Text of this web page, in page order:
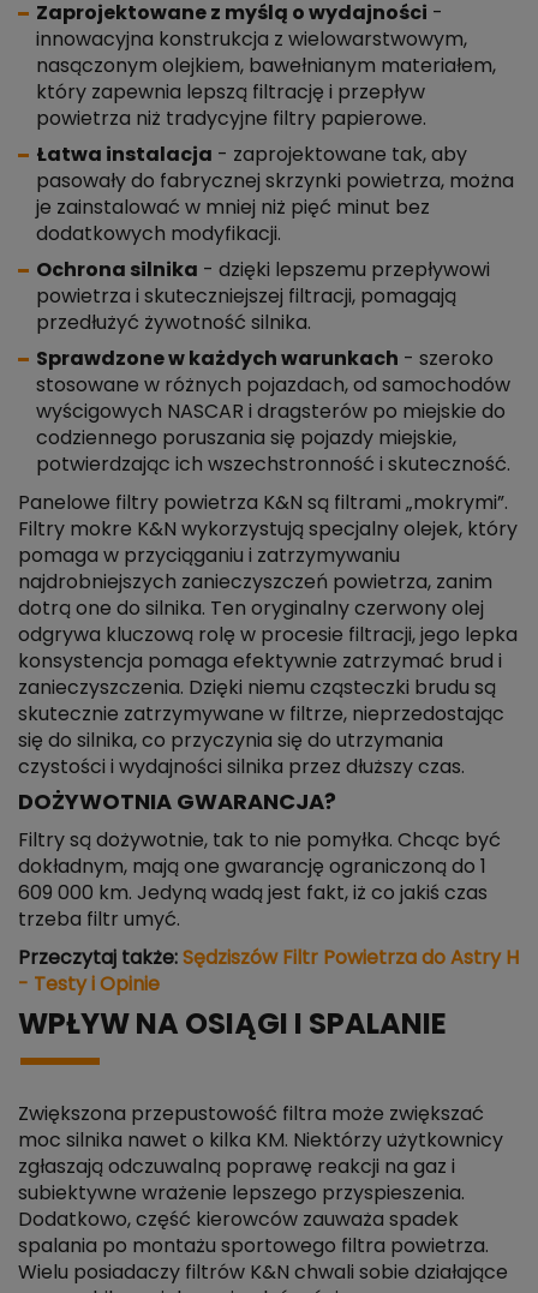
Zaprojektowane z myślą o wydajności -
innowacyjna konstrukcja z wielowarstwowym,
nasączonym olejkiem, bawełnianym materiałem,
który zapewnia lepszą filtrację i przepływ
powietrza niż tradycyjne filtry papierowe.
Łatwa instalacja - zaprojektowane tak, aby
pasowały do fabrycznej skrzynki powietrza, można
je zainstalować w mniej niż pięć minut bez
dodatkowych modyfikacji.
Ochrona silnika - dzięki lepszemu przepływowi
powietrza i skuteczniejszej filtracji, pomagają
przedłużyć żywotność silnika.
Sprawdzone w każdych warunkach - szeroko
stosowane w różnych pojazdach, od samochodów
wyścigowych NASCAR i dragsterów po miejskie do
codziennego poruszania się pojazdy miejskie,
potwierdzając ich wszechstronność i skuteczność.
Panelowe filtry powietrza K&N są filtrami „mokrymi”.
Filtry mokre K&N wykorzystują specjalny olejek, który
pomaga w przyciąganiu i zatrzymywaniu
najdrobniejszych zanieczyszczeń powietrza, zanim
dotrą one do silnika. Ten oryginalny czerwony olej
odgrywa kluczową rolę w procesie filtracji, jego lepka
konsystencja pomaga efektywnie zatrzymać brud i
zanieczyszczenia. Dzięki niemu cząsteczki brudu są
skutecznie zatrzymywane w filtrze, nieprzedostając
się do silnika, co przyczynia się do utrzymania
czystości i wydajności silnika przez dłuższy czas.
DOŻYWOTNIA GWARANCJA?
Filtry są dożywotnie, tak to nie pomyłka. Chcąc być
dokładnym, mają one gwarancję ograniczoną do 1
609 000 km. Jedyną wadą jest fakt, iż co jakiś czas
trzeba filtr umyć.
Przeczytaj także: Sędziszów Filtr Powietrza do Astry H
- Testy i Opinie
WPŁYW NA OSIĄGI I SPALANIE
Zwiększona przepustowość filtra może zwiększać
moc silnika nawet o kilka KM. Niektórzy użytkownicy
zgłaszają odczuwalną poprawę reakcji na gaz i
subiektywne wrażenie lepszego przyspieszenia.
Dodatkowo, część kierowców zauważa spadek
spalania po montażu sportowego filtra powietrza.
Wielu posiadaczy filtrów K&N chwali sobie działające